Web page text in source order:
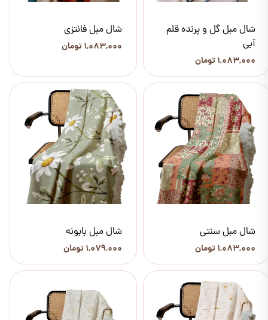
شال مبل گل و پرنده قلم
آبی
۱,۰۸۳,۰۰۰ تومان
شال مبل فانتزی
۱,۰۸۳,۰۰۰ تومان
شال مبل سنتی
۱,۰۸۳,۰۰۰ تومان
شال مبل بابونه
۱,۰۷۹,۰۰۰ تومان